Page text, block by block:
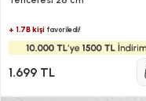
+ 1.7B kişi favoriledi!
1.699 TL